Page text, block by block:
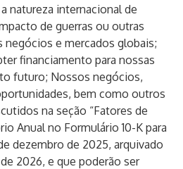
natureza internacional de
de guerras ou outras
e mercados globais;
financiamento para nossas
futuro; Nossos negócios,
bem como outros
na seção “Fatores de
Anual no Formulário 10-K para
dezembro de 2025, arquivado
2026, e que poderão ser